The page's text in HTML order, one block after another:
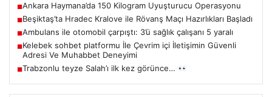
■Ankara Haymana’da 150 Kilogram Uyuşturucu Operasyonu
■Beşiktaş’ta Hradec Kralove ile Rövanş Maçı Hazırlıkları Başladı
■Ambulans ile otomobil çarpıştı: 3’ü sağlık çalışanı 5 yaralı
■Kelebek sohbet platformu İle Çevrim içi İletişimin Güvenli
Adresi Ve Muhabbet Deneyimi
■Trabzonlu teyze Salah’ı ilk kez görünce…